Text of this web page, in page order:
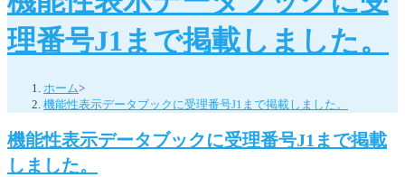
理番号J1まで掲載しました。
ホーム>
機能性表示データブックに受理番号J1まで掲載しました。
機能性表示データブックに受理番号J1まで掲載
しました。